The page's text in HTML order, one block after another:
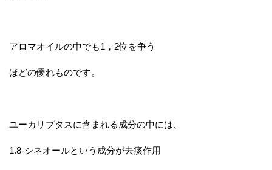
アロマオイルの中でも1，2位を争う
ほどの優れものです。
ユーカリプタスに含まれる成分の中には、
1.8-シネオールという成分が去痰作用